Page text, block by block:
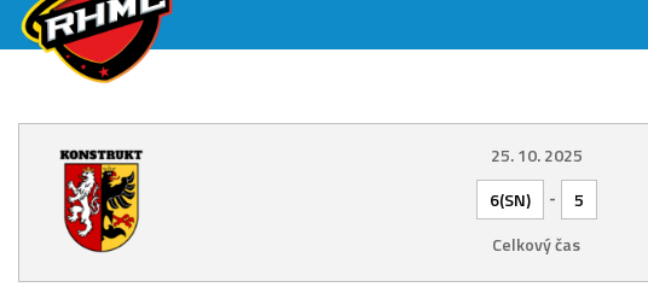
25. 10. 2025
6(SN)
-
5
Celkový čas